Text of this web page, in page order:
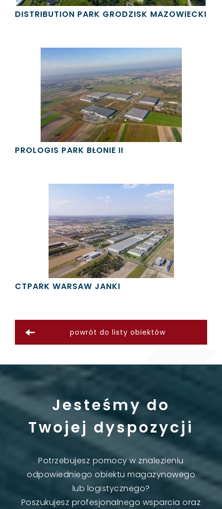
DISTRIBUTION PARK GRODZISK MAZOWIECKI
PROLOGIS PARK BŁONIE II
CTPARK WARSAW JANKI
powrót do listy obiektów
Jesteśmy do
Twojej dyspozycji
Potrzebujesz pomocy w znalezieniu
odpowiedniego obiektu magazynowego
lub logistycznego?
Poszukujesz profesjonalnego wsparcia oraz